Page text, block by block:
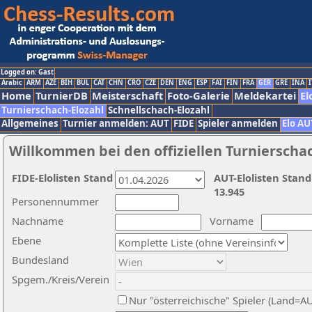
Logged on: Gast
Arabic ARM AZE BIH BUL CAT CHN CRO CZE DEN ENG ESP FAI FIN FRA GER GRE INA
Home TurnierDB Meisterschaft Foto-Galerie Meldekartei
Turnierschach-Elozahl Schnellschach-Elozahl
Allgemeines Turnier anmelden: AUT FIDE Spieler anmelden Elo
Willkommen bei den offiziellen
Nachname
Vorname
Ebene
Personennummer
Bundesland
Spgem./Kreis/Verein
Nur "österreichische" Spieler
AUT-Elolisten
13.945
FIDE-Elolisten Stand